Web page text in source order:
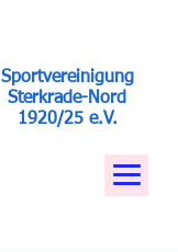
Sportvereinigung
Sterkrade-Nord
1920/25 e.V.